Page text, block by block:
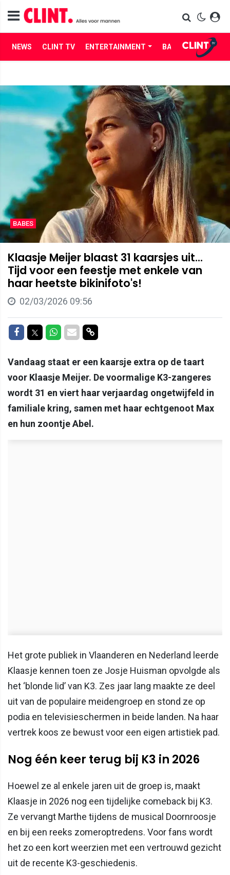
NEWS CLINT TV ENTERTAINMENT BABES LIFE
BABES
Klaasje Meijer blaast 31 kaarsjes uit...
Tijd voor een feestje met enkele van
haar heetste bikinifoto's!
02/03/2026 09:56
Delen op Facebook
Delen op Twitter
Delen op Whatsapp
Delen via Mail
Delen via link
Vandaag staat er een kaarsje extra op de taart
voor Klaasje Meijer. De voormalige K3-zangeres
wordt 31 en viert haar verjaardag ongetwijfeld in
familiale kring, samen met haar echtgenoot Max
en hun zoontje Abel.
Het grote publiek in Vlaanderen en Nederland leerde
Klaasje kennen toen ze Josje Huisman opvolgde als
het ‘blonde lid’ van K3. Zes jaar lang maakte ze deel
uit van de populaire meidengroep en stond ze op
podia en televisieschermen in beide landen. Na haar
vertrek koos ze bewust voor een eigen artistiek pad.
Nog één keer terug bij K3 in 2026
Hoewel ze al enkele jaren uit de groep is, maakt
Klaasje in 2026 nog een tijdelijke comeback bij K3.
Ze vervangt Marthe tijdens de musical Doornroosje
en bij een reeks zomeroptredens. Voor fans wordt
het zo een kort weerzien met een vertrouwd gezicht
uit de recente K3-geschiedenis.